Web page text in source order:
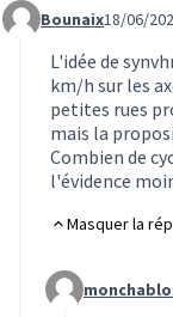
Commentaire 1615
Bounaix18/06/
L'idée de
km/h sur les
petites rues
mais la
Combien de
l'évidence
Masquer la
Commentaire